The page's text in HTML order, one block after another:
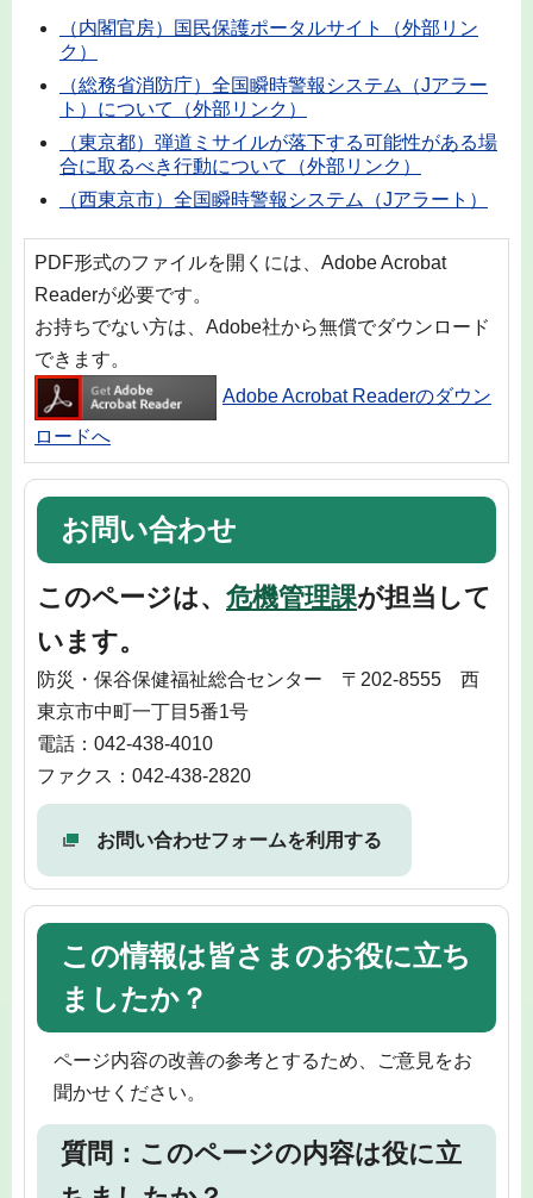
（内閣官房）国民保護ポータルサイト（外部リン
ク）
（総務省消防庁）全国瞬時警報システム（Jアラー
ト）について（外部リンク）
（東京都）弾道ミサイルが落下する可能性がある場
合に取るべき行動について（外部リンク）
（西東京市）全国瞬時警報システム（Jアラート）
PDF形式のファイルを開くには、Adobe Acrobat
Readerが必要です。
お持ちでない方は、Adobe社から無償でダウンロード
できます。
Adobe Acrobat Readerのダウン
ロードへ
お問い合わせ
このページは、 危機管理課が担当して
います。
防災・保谷保健福祉総合センター 〒202-8555 西
東京市中町一丁目5番1号
電話：042-438-4010
ファクス：042-438-2820
お問い合わせフォームを利用する
この情報は皆さまのお役に立ち
ましたか？
ページ内容の改善の参考とするため、ご意見をお
聞かせください。
質問：このページの内容は役に立